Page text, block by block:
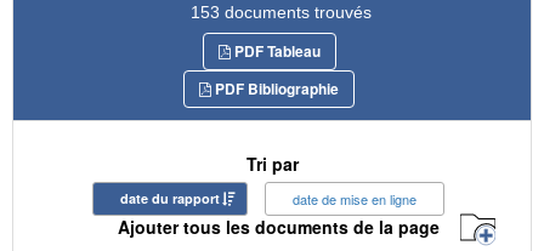
153 documents trouvés
PDF Tableau
PDF Bibliographie
Tri par
date du rapport date de mise en ligne
Ajouter tous les documents de la page